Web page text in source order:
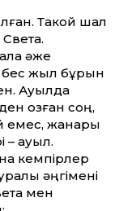
Такой шал
әже
жыл бұрын
Ауылда
озған соң,
емес, жанары
– ауыл.
кемпірлер
әңгімені
мен